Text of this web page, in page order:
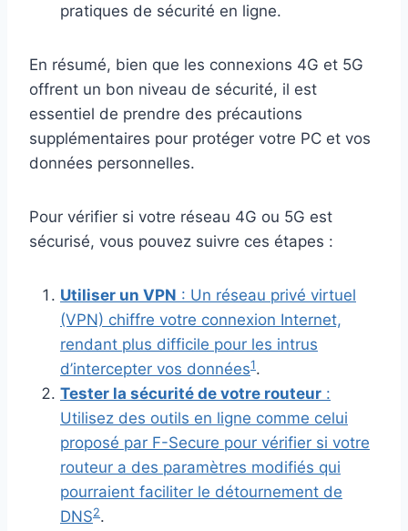
pratiques de sécurité en ligne.
En résumé, bien que les connexions 4G et 5G
offrent un bon niveau de sécurité, il est
essentiel de prendre des précautions
supplémentaires pour protéger votre PC et vos
données personnelles.
Pour vérifier si votre réseau 4G ou 5G est
sécurisé, vous pouvez suivre ces étapes :
Utiliser un VPN : Un réseau privé virtuel
(VPN) chiffre votre connexion Internet,
rendant plus difficile pour les intrus
d’intercepter vos données1.
Tester la sécurité de votre routeur :
Utilisez des outils en ligne comme celui
proposé par F-Secure pour vérifier si votre
routeur a des paramètres modifiés qui
pourraient faciliter le détournement de
DNS2.